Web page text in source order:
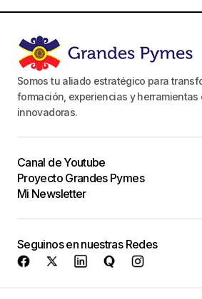
Somos tu aliado estratégico para
formación, experiencias y herramientas
innovadoras.
Canal de Youtube
Proyecto Grandes Pymes
Mi Newsletter
Seguinos en nuestras Redes